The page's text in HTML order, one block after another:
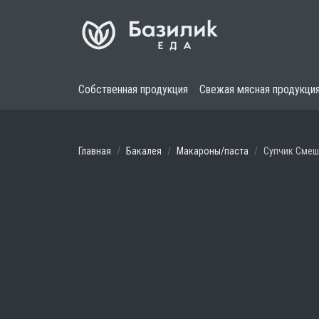
Собственная продукция Свежая мясная продукция
Главная Бакалея Макароны/паста Супчик